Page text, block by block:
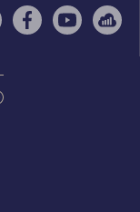
Facebook
YouTube